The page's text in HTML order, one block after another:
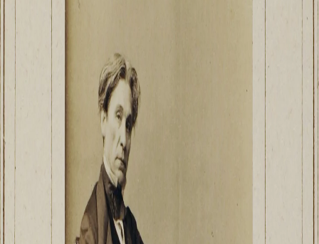
Фёдор Васильев. К 175-летию со дня
Посетителям
Справочная информация
Адреса и часы работы
О билетах, льготах и услугах
Правила покупки и возврата билетов
Правила посещения музея
Высказать мнение / Сообщить о проблеме
Экскурсии